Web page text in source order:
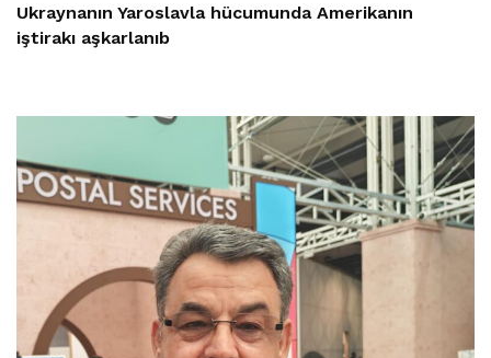
Ukraynanın Yaroslavla hücumunda Amerikanın
iştirakı aşkarlanıb